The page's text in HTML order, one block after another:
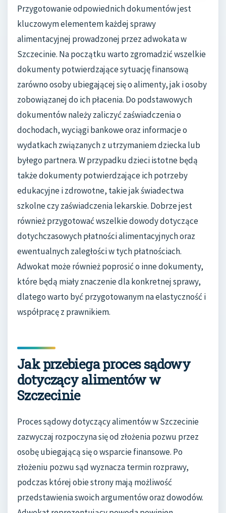
Przygotowanie odpowiednich dokumentów jest
kluczowym elementem każdej sprawy
alimentacyjnej prowadzonej przez adwokata w
Szczecinie. Na początku warto zgromadzić wszelkie
dokumenty potwierdzające sytuację finansową
zarówno osoby ubiegającej się o alimenty, jak i osoby
zobowiązanej do ich płacenia. Do podstawowych
dokumentów należy zaliczyć zaświadczenia o
dochodach, wyciągi bankowe oraz informacje o
wydatkach związanych z utrzymaniem dziecka lub
byłego partnera. W przypadku dzieci istotne będą
także dokumenty potwierdzające ich potrzeby
edukacyjne i zdrowotne, takie jak świadectwa
szkolne czy zaświadczenia lekarskie. Dobrze jest
również przygotować wszelkie dowody dotyczące
dotychczasowych płatności alimentacyjnych oraz
ewentualnych zaległości w tych płatnościach.
Adwokat może również poprosić o inne dokumenty,
które będą miały znaczenie dla konkretnej sprawy,
dlatego warto być przygotowanym na elastyczność i
współpracę z prawnikiem.
Jak przebiega proces sądowy
dotyczący alimentów w
Szczecinie
Proces sądowy dotyczący alimentów w Szczecinie
zazwyczaj rozpoczyna się od złożenia pozwu przez
osobę ubiegającą się o wsparcie finansowe. Po
złożeniu pozwu sąd wyznacza termin rozprawy,
podczas której obie strony mają możliwość
przedstawienia swoich argumentów oraz dowodów.